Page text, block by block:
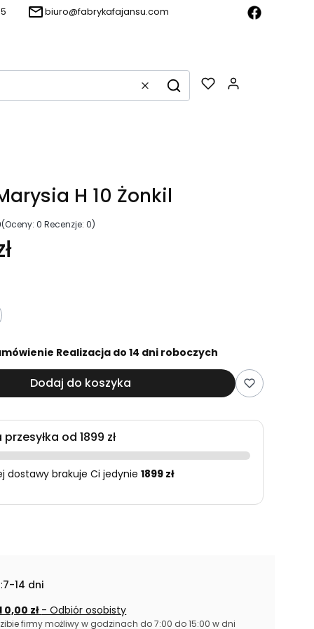
biuro@fabrykafajansu.com
WyczyśćSzukaj
H 10 Żonkil
(Oceny: 0 Recenzje: 0)
Realizacja do 14 dni roboczych
Dodaj do koszyka
od 1899 zł
dostawy brakuje Ci jedynie 1899 zł
7-14 dni
0,00 zł- Odbiór osobisty
firmy możliwy w godzinach do 7:00 do 15:00 w dni